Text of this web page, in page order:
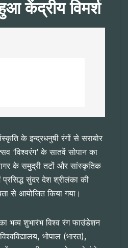
केंद्रीय विमर्श
के इन्द्रधनुषी रंगों से सराबोर
‘विश्वरंग’ के सातवें सोपान का
के समुद्री तटों और सांस्कृतिक
प्रसिद्ध सुंदर देश श्रीलंका की
से आयोजित किया गया।
भव्य शुभारंभ विश्व रंग फाउंडेशन
भोपाल (भारत),